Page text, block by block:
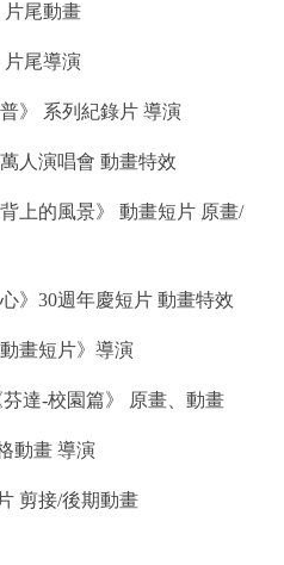
片尾動畫
片尾導演
》 系列紀錄片 導演
人演唱會 動畫特效
上的風景》 動畫短片 原畫/
》30週年慶短片 動畫特效
畫短片》導演
達-校園篇》 原畫、動畫
動畫 導演
剪接/後期動畫